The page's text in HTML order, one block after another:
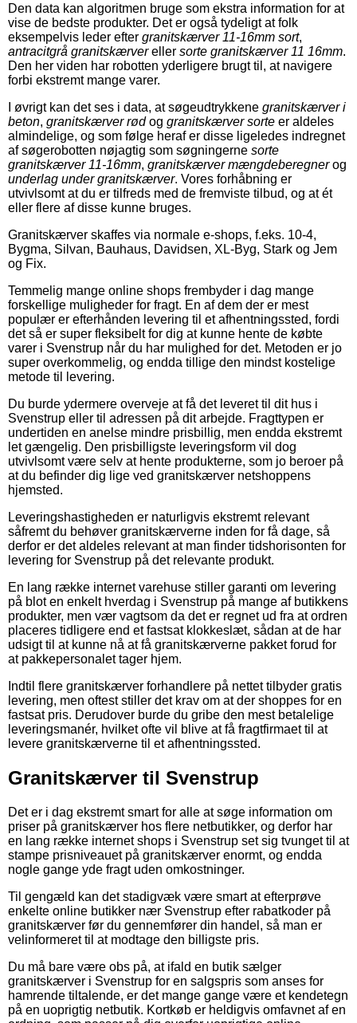
Den data kan algoritmen bruge som ekstra information for at
vise de bedste produkter. Det er også tydeligt at folk
eksempelvis leder efter granitskærver 11-16mm sort,
antracitgrå granitskærvereller sorte granitskærver 11 16mm.
Den her viden har robotten yderligere brugt til, at navigere
forbi ekstremt mange varer.
I øvrigt kan det ses i data, at søgeudtrykkene granitskærver i
beton, granitskærver rødog granitskærver sorte er aldeles
almindelige, og som følge heraf er disse ligeledes indregnet
af søgerobotten nøjagtig som søgningerne sorte
granitskærver 11-16mm, granitskærver mængdeberegnerog
underlag under granitskærver. Vores forhåbning er
utvivlsomt at du er tilfreds med de fremviste tilbud, og at ét
eller flere af disse kunne bruges.
Granitskærver skaffes via normale e-shops, f.eks. 10-4,
Bygma, Silvan, Bauhaus, Davidsen, XL-Byg, Stark og Jem
og Fix.
Temmelig mange online shops frembyder i dag mange
forskellige muligheder for fragt. En af dem der er mest
populær er efterhånden levering til et afhentningssted, fordi
det så er super fleksibelt for dig at kunne hente de købte
varer i Svenstrup når du har mulighed for det. Metoden er jo
super overkommelig, og endda tillige den mindst kostelige
metode til levering.
Du burde ydermere overveje at få det leveret til dit hus i
Svenstrup eller til adressen på dit arbejde. Fragttypen er
undertiden en anelse mindre prisbillig, men endda ekstremt
let gængelig. Den prisbilligste leveringsform vil dog
utvivlsomt være selv at hente produkterne, som jo beroer på
at du befinder dig lige ved granitskærver netshoppens
hjemsted.
Leveringshastigheden er naturligvis ekstremt relevant
såfremt du behøver granitskærverne inden for få dage, så
derfor er det aldeles relevant at man finder tidshorisonten for
levering for Svenstrup på det relevante produkt.
En lang række internet varehuse stiller garanti om levering
på blot en enkelt hverdag i Svenstrup på mange af butikkens
produkter, men vær vagtsom da det er regnet ud fra at ordren
placeres tidligere end et fastsat klokkeslæt, sådan at de har
udsigt til at kunne nå at få granitskærverne pakket forud for
at pakkepersonalet tager hjem.
Indtil flere granitskærver forhandlere på nettet tilbyder gratis
levering, men oftest stiller det krav om at der shoppes for en
fastsat pris. Derudover burde du gribe den mest betalelige
leveringsmanér, hvilket ofte vil blive at få fragtfirmaet til at
levere granitskærverne til et afhentningssted.
Granitskærver til Svenstrup
Det er i dag ekstremt smart for alle at søge information om
priser på granitskærver hos flere netbutikker, og derfor har
en lang række internet shops i Svenstrup set sig tvunget til at
stampe prisniveauet på granitskærver enormt, og endda
nogle gange yde fragt uden omkostninger.
Til gengæld kan det stadigvæk være smart at efterprøve
enkelte online butikker nær Svenstrup efter rabatkoder på
granitskærver før du gennemfører din handel, så man er
velinformeret til at modtage den billigste pris.
Du må bare være obs på, at ifald en butik sælger
granitskærver i Svenstrup for en salgspris som anses for
hamrende tiltalende, er det mange gange være et kendetegn
på en uoprigtig netbutik. Kortkøb er heldigvis omfavnet af en